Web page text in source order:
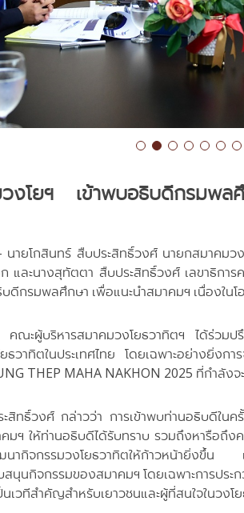
วงโยฯ เข้าพบอธิบดีกรมพล
นายโกสินทร์ สืบประสิทธิ์วงศ์ นายกสมาคม
และนางสุทัตตา สืบประสิทธิ์วงศ์ เลขาธิกา
กรมพลศึกษา เพื่อแนะนำสมาคมฯ เนื่องในโ
คณะผู้บริหารสมาคมวงโยธวาทิตฯ ได้ร่วม
ธวาทิตในประเทศไทย โดยเฉพาะอย่างยิ่ง
THEP MAHA NAKHON 2025 ที่กำลังจ
สิทธิ์วงศ์ กล่าวว่า การเข้าพบท่านอธิบดีในค
มฯ ให้ท่านอธิบดีได้รับทราบ รวมถึงหารือถึง
นากิจกรรมวงโยธวาทิตให้ก้าวหน้ายิ่งขึ้น
นุนกิจกรรมของสมาคมฯ โดยเฉพาะการปร
นเวทีสำคัญสำหรับเยาวชนและผู้ที่สนใจในว